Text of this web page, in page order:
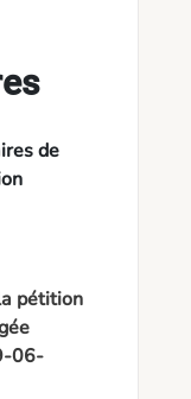
de
pétition
06-